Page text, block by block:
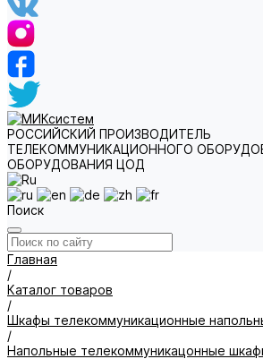
РОССИЙСКИЙ ПРОИЗВОДИТЕЛЬ
ТЕЛЕКОММУНИКАЦИОННОГО
ОБОРУДОВАНИЯ ЦОД
Поиск
Главная
/
Каталог товаров
/
Шкафы телекоммуникационные
/
Напольные телекоммуникацонные